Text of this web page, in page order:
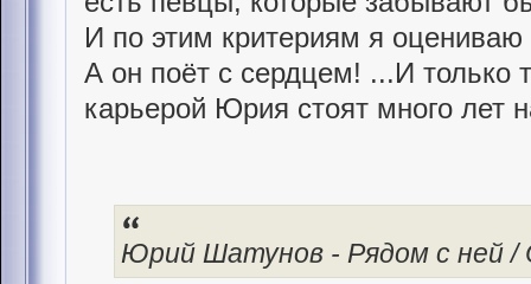
И по этим критериям я
А он поёт с сердцем! ...И только
карьерой Юрия стоят много лет
Юрий Шатунов - Рядом с ней /